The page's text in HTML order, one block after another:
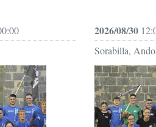
2026/08/30
Sorabilla,